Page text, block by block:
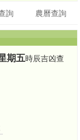
詢 農曆查詢
期五時辰吉凶查